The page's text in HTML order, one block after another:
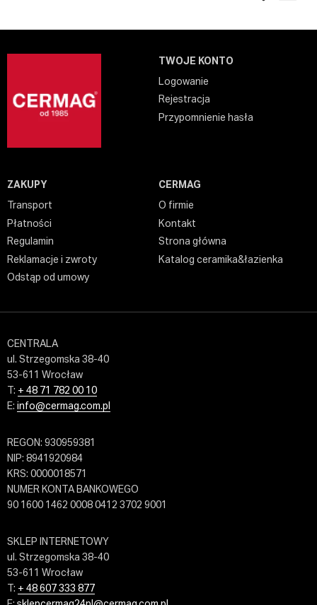
TWOJE KONTO
Logowanie
Rejestracja
Przypomnienie hasła
ZAKUPY
Transport
Płatności
Regulamin
Reklamacje i zwroty
Odstąp od umowy
CERMAG
O firmie
Kontakt
Strona główna
Katalog ceramika&łazienka
CENTRALA
ul. Strzegomska 38-40
53-611 Wrocław
T: + 48 71 782 00 10
E: info@cermag.com.pl
REGON: 930959381
NIP: 8941920984
KRS: 0000018571
NUMER KONTA BANKOWEGO
90 1600 1462 0008 0412 3702 9001
SKLEP INTERNETOWY
ul. Strzegomska 38-40
53-611 Wrocław
T: + 48 607 333 877